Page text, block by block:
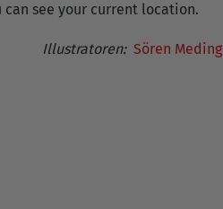
see your current location.
Illustratoren: Sören Meding